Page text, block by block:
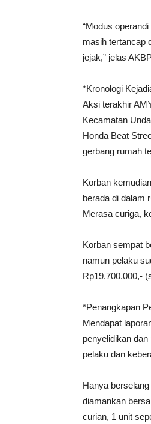
“Modus
masih tertancap
jejak,” jelas
*Kronologi
Aksi terakhir
Kecamatan
Honda Beat
gerbang rumah
Korban
berada di dalam
Merasa curiga,
Korban sempat
namun pelaku
Rp19.700.000,-
*Penangkapan
Mendapat
penyelidikan
pelaku dan
Hanya
diamankan
curian, 1 unit